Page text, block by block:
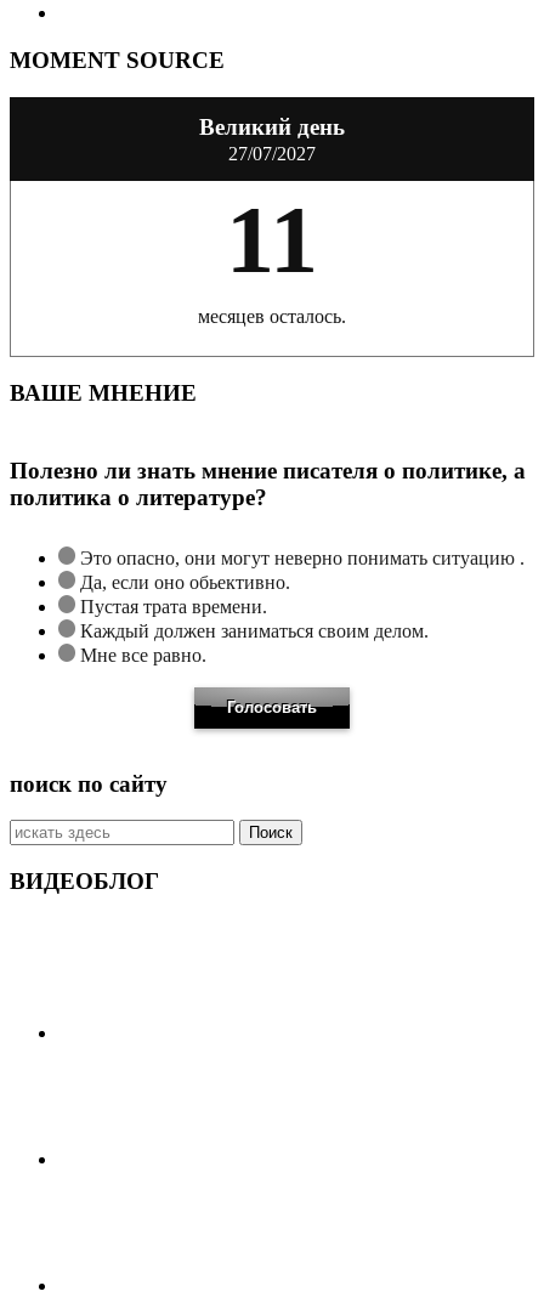
MOMENT SOURCE
Великий день
27/07/2027
11
месяцев осталось.
ВАШЕ МНЕНИЕ
Полезно ли знать мнение писателя о политике, а
политика о литературе?
Это опасно, они могут неверно понимать ситуацию .
Да, если оно обьективно.
Пустая трата времени.
Каждый должен заниматься своим делом.
Мне все равно.
поиск по сайту
Искать:
ВИДЕОБЛОГ